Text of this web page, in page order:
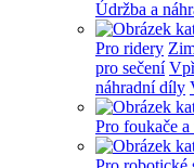
Údržba a
Pro ridery
pro sečení
náhradní díly
Pro foukače